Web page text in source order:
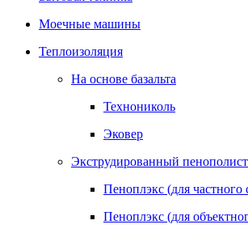
Моечные машины
Теплоизоляция
На основе базальта
Технониколь
Эковер
Экструдированный
Пеноплэкс (для частного
Пеноплэкс (для